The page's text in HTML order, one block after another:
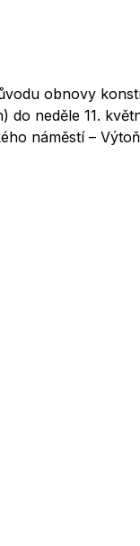
obnovy
neděle 11.
náměstí –